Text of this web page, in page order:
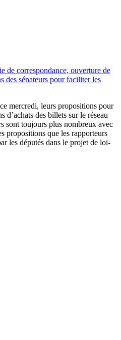
de correspondance, ouverture de
des sénateurs pour faciliter les
mercredi, leurs propositions pour
d’achats des billets sur le réseau
sont toujours plus nombreux avec
propositions que les rapporteurs
les députés dans le projet de loi-